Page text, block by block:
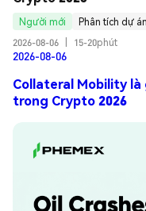
Người mới
Phân tích dự án
2026-08-06
15-20phút
2026-08-06
Collateral Mobility
trong Crypto 2026